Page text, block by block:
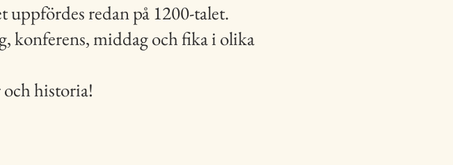
uppfördes redan på 1200-talet.
konferens, middag och fika i olika
historia!